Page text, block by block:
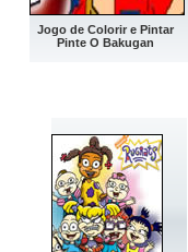
Jogo de Colorir e Pintar
Pinte O Bakugan